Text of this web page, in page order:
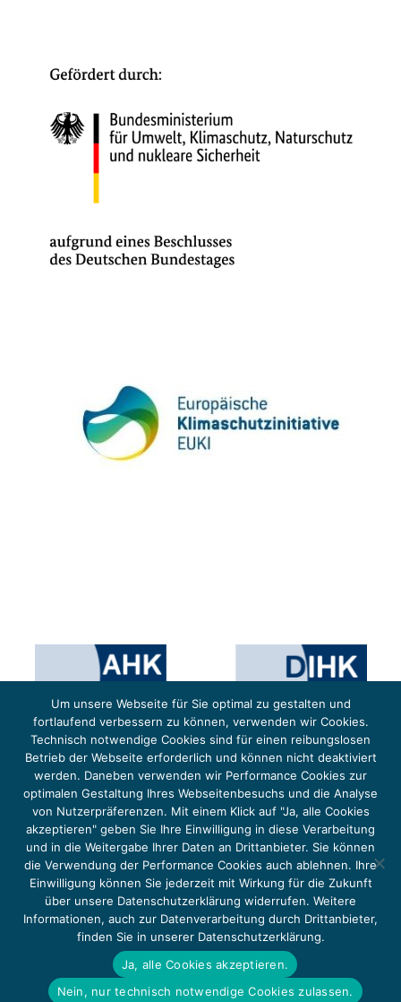
Das Projekt YOUNG ENERGY EUROPE wird gefördert durch die Europäische Klimaschutzinitiative (EUKI).
Die EUKI ist ein Förderinstrument des deutschen Bundesministeriums für Umwelt, Klimaschutz,
Naturschutz und nukleare Sicherheit (BMUKN). Übergeordnetes Ziel der EUKI ist eine Intensivierung des
grenzüberschreitenden Dialogs sowie des Wissens- und Erfahrungsaustauschs in der Europäischen Union,
um gemeinsam die Umsetzung des Paris Abkommens voranzutreiben.
Copyright 2026, Young Energy Europe
IMPRESSUM 2026
Um unsere Webseite für Sie optimal zu gestalten und
fortlaufend verbessern zu können, verwenden wir Cookies.
Technisch notwendige Cookies sind für einen reibungslosen
Betrieb der Webseite erforderlich und können nicht deaktiviert
werden. Daneben verwenden wir Performance Cookies zur
optimalen Gestaltung Ihres Webseitenbesuchs und die Analyse
von Nutzerpräferenzen. Mit einem Klick auf "Ja, alle Cookies
akzeptieren" geben Sie Ihre Einwilligung in diese Verarbeitung
und in die Weitergabe Ihrer Daten an Drittanbieter. Sie können
die Verwendung der Performance Cookies auch ablehnen. Ihre
Einwilligung können Sie jederzeit mit Wirkung für die Zukunft
über unsere Datenschutzerklärung widerrufen. Weitere
Informationen, auch zur Datenverarbeitung durch Drittanbieter,
finden Sie in unserer Datenschutzerklärung.
Ja, alle Cookies akzeptieren.
Nein, nur technisch notwendige Cookies zulassen.